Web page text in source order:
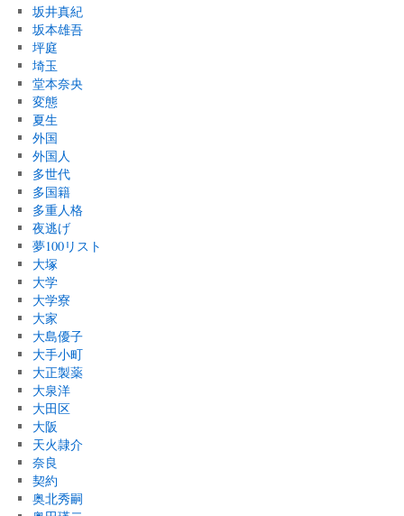
坂井真紀
坂本雄吾
坪庭
埼玉
堂本奈央
変態
夏生
外国
外国人
多世代
多国籍
多重人格
夜逃げ
夢100リスト
大塚
大学
大学寮
大家
大島優子
大手小町
大正製薬
大泉洋
大田区
大阪
天火隷介
奈良
契約
奥北秀嗣